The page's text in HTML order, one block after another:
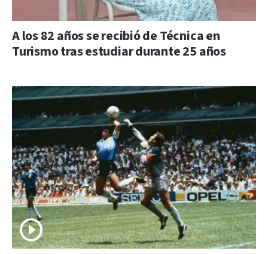
A los 82 años se recibió de Técnica en
Turismo tras estudiar durante 25 años